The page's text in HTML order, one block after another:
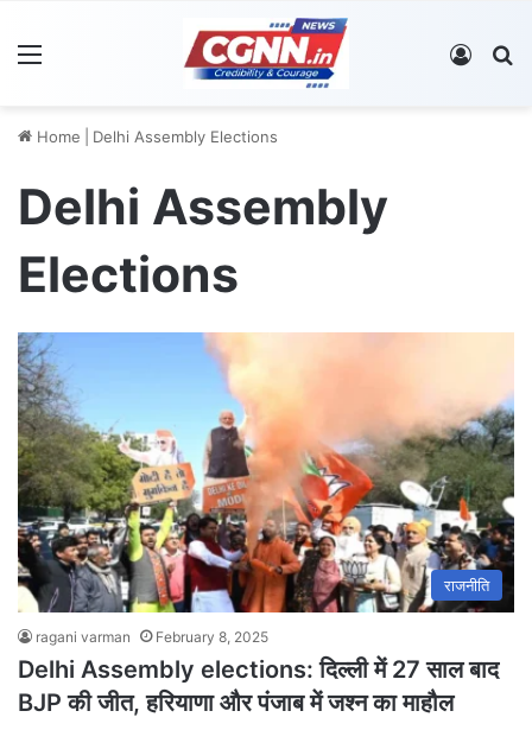
Log In
Home Delhi Assembly Elections
Delhi Assembly
Elections
राजनीति
ragani varman February 8, 2025
Delhi Assembly elections: दिल्ली में 27 साल बाद
BJP की जीत, हरियाणा और पंजाब में जश्न का माहौल